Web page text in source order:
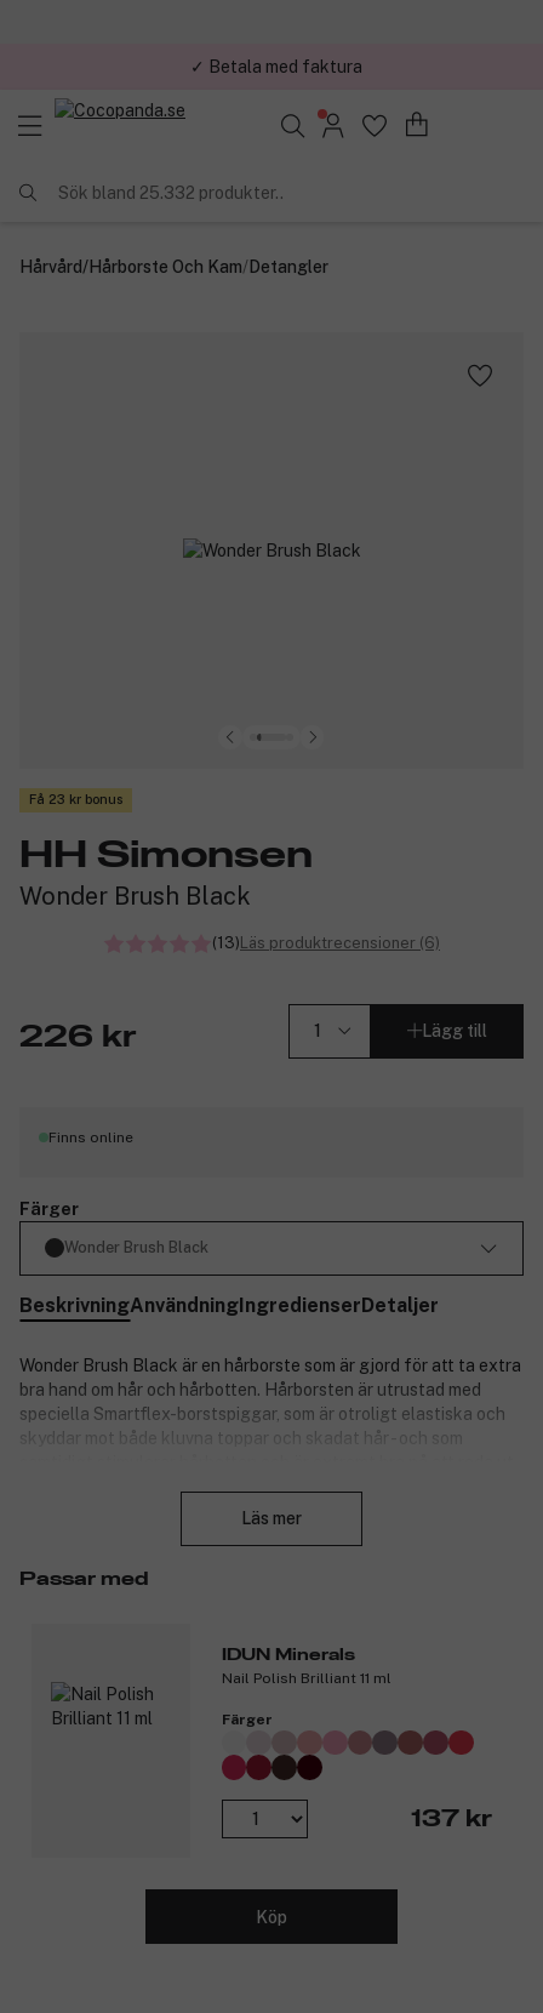
Sök bland 25.332 produkter..
Hårvård/Hårborste Och Kam/Detangler
Få 23 kr bonus
HH Simonsen
Wonder Brush Black
(13)Läs produktrecensioner (6)
226 kr Lägg till
Finns online
Färger
Wonder Brush Black
BeskrivningAnvändningIngredienserDetaljer
Wonder Brush Black är en hårborste som är gjord för att ta extra
bra hand om hår och hårbotten. Hårborsten är utrustad med
speciella Smartflex-borstspiggar, som är otroligt elastiska och
skyddar mot både kluvna toppar och skadat hår - och som
hårbotten och stimulerar blodcirkulationen runt hårsäckarna.
3219591
Läs mer
Passar med
IDUN Minerals
Nail Polish Brilliant 11 ml
Färger
137 kr
Köp